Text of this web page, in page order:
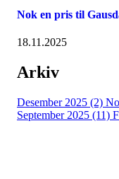
Nok en pris til
18.11.2025
Arkiv
Desember 2025 (2)
September 2025 (11)